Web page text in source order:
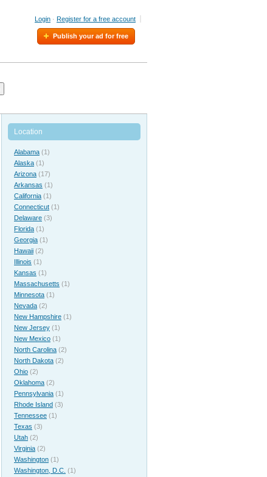
Login · Register for a free account
Publish your ad for free
Location
Alabama (1)
Alaska (1)
Arizona (17)
Arkansas (1)
California (1)
Connecticut (1)
Delaware (3)
Florida (1)
Georgia (1)
Hawaii (2)
Illinois (1)
Kansas (1)
Massachusetts (1)
Minnesota (1)
Nevada (2)
New Hampshire (1)
New Jersey (1)
New Mexico (1)
North Carolina (2)
North Dakota (2)
Ohio (2)
Oklahoma (2)
Pennsylvania (1)
Rhode Island (3)
Tennessee (1)
Texas (3)
Utah (2)
Virginia (2)
Washington (1)
Washington, D.C. (1)